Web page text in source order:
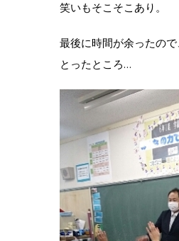
笑いもそこそこあり。
最後に時間が余ったの
とったところ…